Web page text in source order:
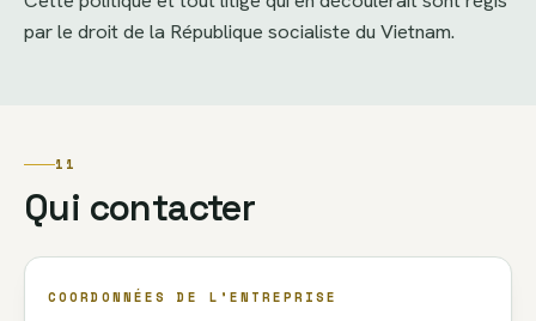
par le droit de la République socialiste du Vietnam.
11
Qui contacter
COORDONNÉES DE L’ENTREPRISE